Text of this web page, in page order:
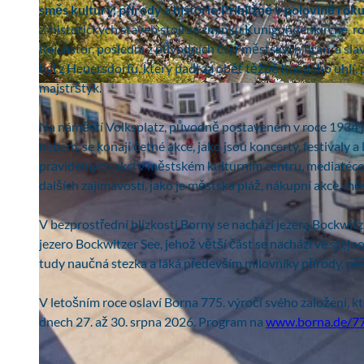
© Stadtverwaltung Borna | AI-optimized
směs kultury, přírody a historie.Přibližně v polovině
Z historických staveb stojí za zmínku Kunigundenkirche,
Reichstor, poslední z původních čtyř městských bran, a
byl z Heuersdorfu, který padl za oběť těžbě hnědého uhlí,
majstrštyk.
Na náměstí Volksplatz, původně postaveném v roce
nebem, se konají četné akce, jako jsou koncerty,
pravidelných akcí v městském kulturním centru,
dalších zajímavostí, jako je městská pláž, nákupní akce,
V bezprostřední blízkosti Borny se nachází jezera
jezero Bockwitzer See, jehož větší část se nachází ve
tudy naučná stezka a láká především milovníky přírody,
V letošním roce oslaví Borna 775. výročí svého založení,
dnech 27. až 30. srpna 2026. Program na www.borna.de/